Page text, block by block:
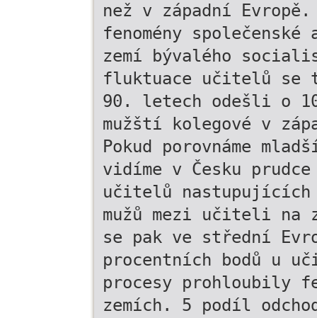
než v západní
fenomény společenské
zemí bývalého
fluktuace učitelů se
90. letech odešli o
mužští kolegové v
Pokud porovnáme
vidíme v Česku
učitelů
mužů mezi učiteli na
se pak ve střední
procentních bodů u
procesy prohloubily
zemích. 5 podíl